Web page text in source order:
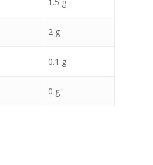
2 g
0.1 g
0 g